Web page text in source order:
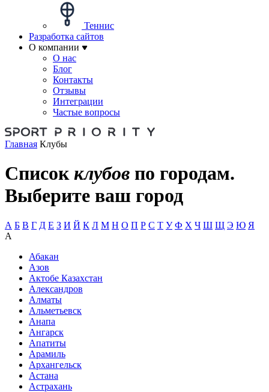
Теннис
Разработка сайтов
О компании
О нас
Блог
Контакты
Отзывы
Интеграции
Частые вопросы
Главная Клубы
Список клубов по городам.
Выберите ваш город
А Б В Г Д Е З И Й К Л М Н О П Р С Т У Ф Х Ч Ш Щ Э Ю Я
А
Абакан
Азов
Актобе Казахстан
Александров
Алматы
Альметьевск
Анапа
Ангарск
Апатиты
Арамиль
Архангельск
Астана
Астрахань